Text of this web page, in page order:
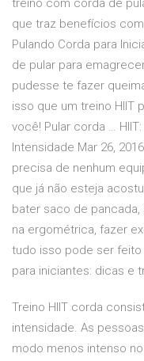
treino com corda de
que traz benefícios
Pulando Corda para
de pular para
pudesse te fazer
isso que um treino HIIT
você! Pular corda …
Intensidade Mar 26,
precisa de nenhum
que já não esteja
bater saco de
na ergométrica, fazer
tudo isso pode ser feito
para iniciantes: dicas e
Treino HIIT corda
intensidade. As
modo menos intenso